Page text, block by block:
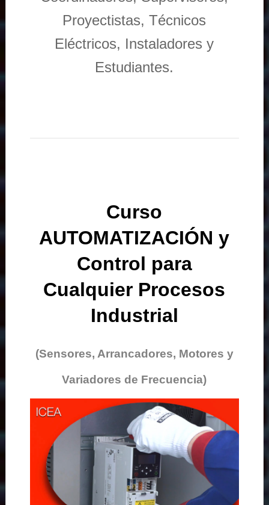
Proyectistas, Técnicos
Eléctricos, Instaladores y
Estudiantes.
Curso
AUTOMATIZACIÓN y
Control para
Cualquier Procesos
Industrial
(Sensores, Arrancadores, Motores y
Variadores de Frecuencia)